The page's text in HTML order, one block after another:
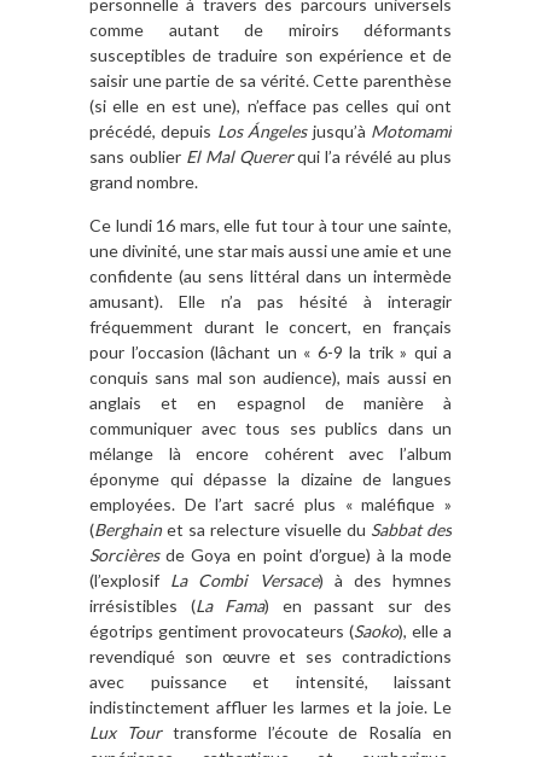
personnelle à travers des parcours universels
comme autant de miroirs déformants
susceptibles de traduire son expérience et de
saisir une partie de sa vérité. Cette parenthèse
(si elle en est une), n’efface pas celles qui ont
précédé, depuis Los Ángelesjusqu’à Motomami
sans oublier El Mal Quererqui l’a révélé au plus
grand nombre.
Ce lundi 16 mars, elle fut tour à tour une sainte,
une divinité, une star mais aussi une amie et une
confidente (au sens littéral dans un intermède
amusant). Elle n’a pas hésité à interagir
fréquemment durant le concert, en français
pour l’occasion (lâchant un « 6-9 la trik » qui a
conquis sans mal son audience), mais aussi en
anglais et en espagnol de manière à
communiquer avec tous ses publics dans un
mélange là encore cohérent avec l’album
éponyme qui dépasse la dizaine de langues
employées. De l’art sacré plus « maléfique »
(Berghainet sa relecture visuelle du Sabbat des
Sorcièresde Goya en point d’orgue) à la mode
(l’explosif La Combi Versace) à des hymnes
irrésistibles (La Fama) en passant sur des
égotrips gentiment provocateurs (Saoko), elle a
revendiqué son œuvre et ses contradictions
avec puissance et intensité, laissant
indistinctement affluer les larmes et la joie. Le
Lux Tourtransforme l’écoute de Rosalía en